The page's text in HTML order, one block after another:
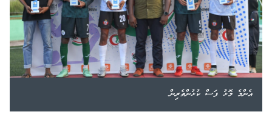
އެންމެ މޮޅު ފަސް ކުޅުންތެރިން